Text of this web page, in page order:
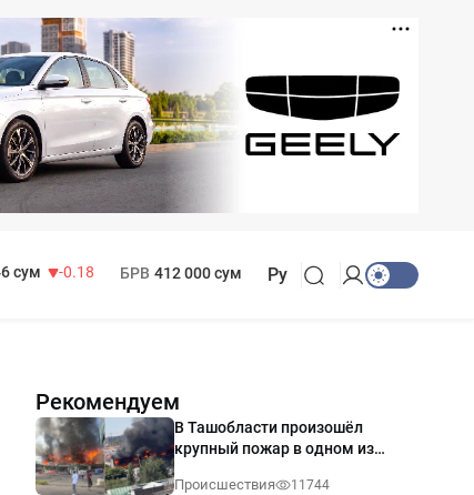
сум
-0.18
БРВ 412 000 сум Ру
Рекомендуем
В Ташобласти произошёл
крупный пожар в одном из
Происшествия 11744